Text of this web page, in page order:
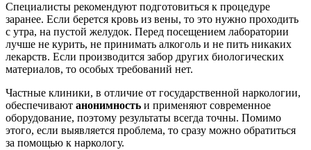
Специалисты рекомендуют подготовиться к процедуре
заранее. Если берется кровь из вены, то это нужно проходить
с утра, на пустой желудок. Перед посещением лаборатории
лучше не курить, не принимать алкоголь и не пить никаких
лекарств. Если производится забор других биологических
материалов, то особых требований нет.
Частные клиники, в отличие от государственной наркологии,
обеспечивают анонимность и применяют современное
оборудование, поэтому результаты всегда точны. Помимо
этого, если выявляется проблема, то сразу можно обратиться
за помощью к наркологу.